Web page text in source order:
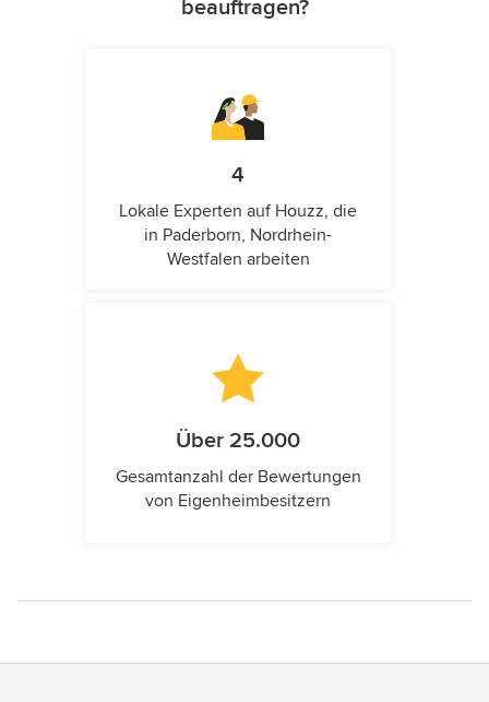
beauftragen?
4
Lokale Experten auf Houzz, die
in Paderborn, Nordrhein-
Westfalen arbeiten
Über 25.000
Gesamtanzahl der Bewertungen
von Eigenheimbesitzern